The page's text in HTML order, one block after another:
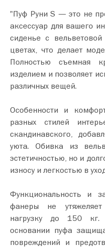
"Пуф Руни S — это не
аксессуар для вашего
сиденье с
цветах, что делает
Полностью съемная
изделием и позволяет
различных вещей.
Особенности и
разных стилей
скандинавского,
уюта. Обивка из
эстетичностью, но и
износу и легкостью в
Функциональность и
фанеры не
нагрузку до 150 кг.
основании пуфа
повреждений и